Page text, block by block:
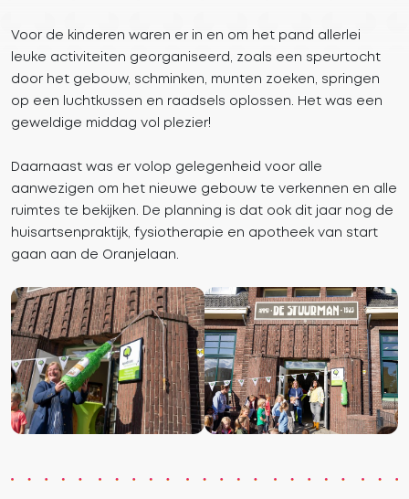
Voor de kinderen waren er in en om het pand allerlei
leuke activiteiten georganiseerd, zoals een speurtocht
door het gebouw, schminken, munten zoeken, springen
op een luchtkussen en raadsels oplossen. Het was een
geweldige middag vol plezier!
Daarnaast was er volop gelegenheid voor alle
aanwezigen om het nieuwe gebouw te verkennen en alle
ruimtes te bekijken. De planning is dat ook dit jaar nog de
huisartsenpraktijk, fysiotherapie en apotheek van start
gaan aan de Oranjelaan.